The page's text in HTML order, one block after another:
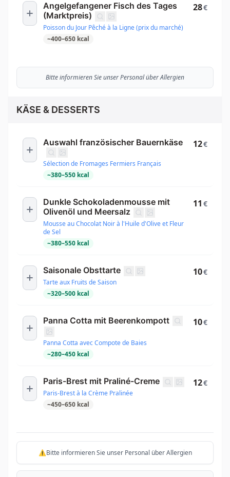
Angelgefangener Fisch des Tages
(Marktpreis)
Poisson du Jour Pêché à la Ligne (prix du marché)
~400–650 kcal
28€
Bitte informieren Sie unser Personal über Allergien
KÄSE & DESSERTS
Auswahl französischer Bauernkäse
Sélection de Fromages Fermiers Français
~380–550 kcal
12€
Dunkle Schokoladenmousse mit
Olivenöl und Meersalz
Mousse au Chocolat Noir à l'Huile d'Olive et Fleur
de Sel
~380–550 kcal
11 €
Saisonale Obsttarte
Tarte aux Fruits de Saison
~320–500 kcal
10€
Panna Cotta mit Beerenkompott
Panna Cotta avec Compote de Baies
~280–450 kcal
10€
Paris-Brest mit Praliné-Creme
Paris-Brest à la Crème Pralinée
~450–650 kcal
12€
⚠️Bitte informieren Sie unser Personal über Allergien